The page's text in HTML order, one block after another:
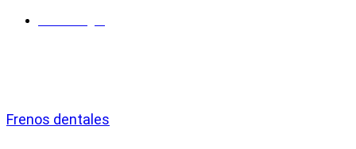
Frenos dentales